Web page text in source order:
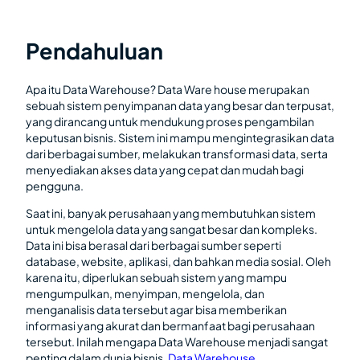
Pendahuluan
Apa itu Data Warehouse? Data Ware house merupakan
sebuah sistem penyimpanan data yang besar dan terpusat,
yang dirancang untuk mendukung proses pengambilan
keputusan bisnis. Sistem ini mampu mengintegrasikan data
dari berbagai sumber, melakukan transformasi data, serta
menyediakan akses data yang cepat dan mudah bagi
pengguna.
Saat ini, banyak perusahaan yang membutuhkan sistem
untuk mengelola data yang sangat besar dan kompleks.
Data ini bisa berasal dari berbagai sumber seperti
database, website, aplikasi, dan bahkan media sosial. Oleh
karena itu, diperlukan sebuah sistem yang mampu
mengumpulkan, menyimpan, mengelola, dan
menganalisis data tersebut agar bisa memberikan
informasi yang akurat dan bermanfaat bagi perusahaan
tersebut. Inilah mengapa Data Warehouse menjadi sangat